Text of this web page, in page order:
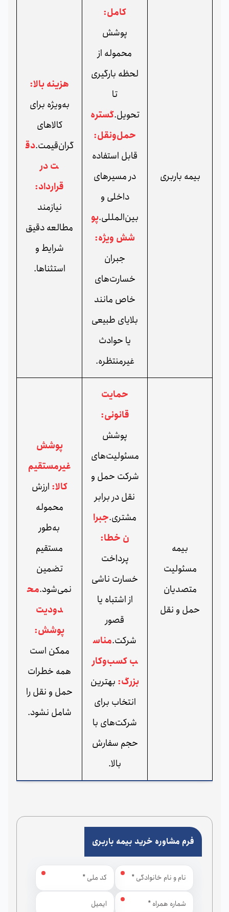
بیمه باربری
کامل:
پوشش
محموله از
لحظه بارگیری
تا
تحویل.گستره
حمل‌ونقل:
قابل استفاده
در مسیرهای
داخلی و
بین‌المللی.پو
شش ویژه:
جبران
خسارت‌های
خاص مانند
بلایای طبیعی
یا حوادث
غیرمنتظره.
هزینه بالا:
به‌ویژه برای
کالاهای
گران‌قیمت.دق
ت در
قرارداد:
نیازمند
مطالعه دقیق
شرایط و
استثناها.
بیمه
مسئولیت
متصدیان
حمل‌ و نقل
حمایت
قانونی:
پوشش
مسئولیت‌های
شرکت حمل‌ و
نقل در برابر
مشتری.جبرا
ن خطا:
پرداخت
خسارت ناشی
از اشتباه یا
قصور
شرکت.مناس
ب کسب‌وکار
بزرگ: بهترین
انتخاب برای
شرکت‌های با
حجم سفارش
بالا.
پوشش
غیرمستقیم
کالا: ارزش
محموله
به‌طور
مستقیم
تضمین
نمی‌شود.مح
دودیت
پوشش:
ممکن است
همه خطرات
حمل‌ و نقل را
شامل نشود.
فرم مشاوره خرید بیمه باربری